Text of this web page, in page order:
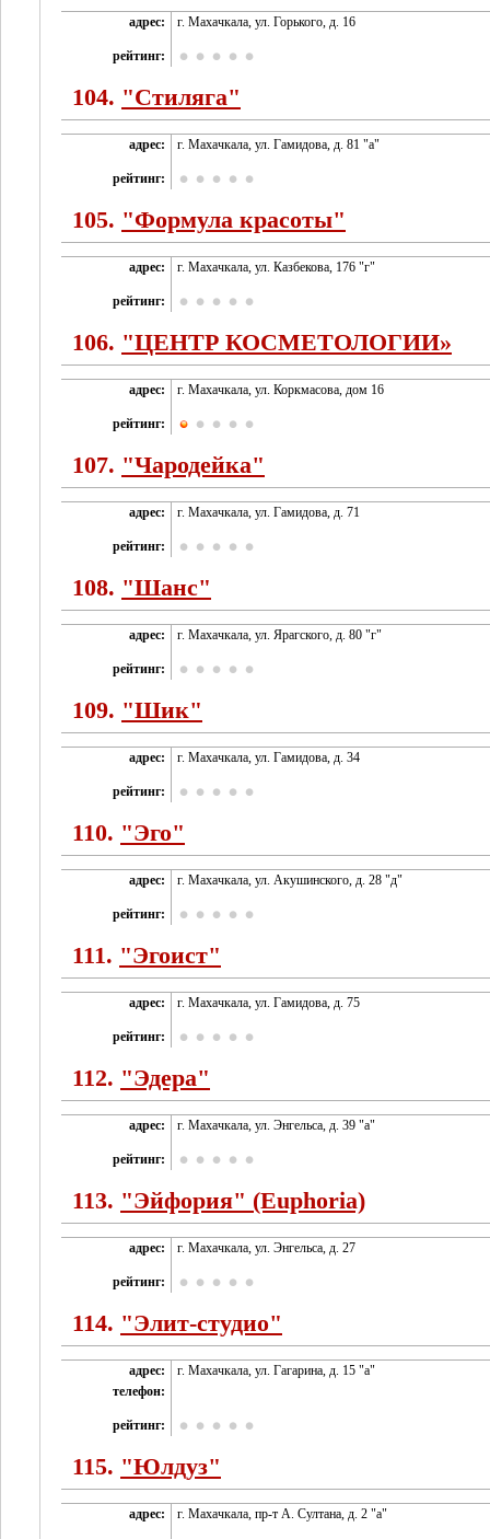
адрес: г. Махачкала, ул. Горького, д. 16
рейтинг:
104. "Стиляга"
адрес: г. Махачкала, ул. Гамидова, д. 81 "а"
рейтинг:
105. "Формула красоты"
адрес: г. Махачкала, ул. Казбекова, 176 "г"
рейтинг:
106. "ЦЕНТР КОСМЕТОЛОГИИ»
адрес: г. Махачкала, ул. Коркмасова, дом 16
рейтинг:
107. "Чародейка"
адрес: г. Махачкала, ул. Гамидова, д. 71
рейтинг:
108. "Шанс"
адрес: г. Махачкала, ул. Ярагского, д. 80 "г"
рейтинг:
109. "Шик"
адрес: г. Махачкала, ул. Гамидова, д. 34
рейтинг:
110. "Эго"
адрес: г. Махачкала, ул. Акушинского, д. 28 "д"
рейтинг:
111. "Эгоист"
адрес: г. Махачкала, ул. Гамидова, д. 75
рейтинг:
112. "Эдера"
адрес: г. Махачкала, ул. Энгельса, д. 39 "а"
рейтинг:
113. "Эйфория" (Euphoria)
адрес: г. Махачкала, ул. Энгельса, д. 27
рейтинг:
114. "Элит-студио"
адрес:
г. Махачкала, ул. Гагарина, д. 15 "а"
телефон:
рейтинг:
115. "Юлдуз"
адрес: г. Махачкала, пр-т А. Султана, д. 2 "а"